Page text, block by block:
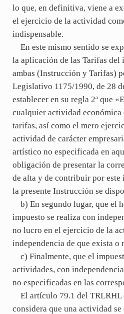
lo que, en definitiva, viene a
el ejercicio de la actividad
indispensable.
En este mismo sentido se
la aplicación de las Tarifas del
ambas (Instrucción y Tarifas)
Legislativo 1175/1990, de 28
establecer en su regla 2ª que
cualquier actividad económica
tarifas, así como el mero
actividad de carácter
artístico no especificada en
obligación de presentar la
de alta y de contribuir por este
la presente Instrucción se
b) En segundo lugar, que el
impuesto se realiza con
no lucro en el ejercicio de la
independencia de que exista o
c) Finalmente, que el
actividades, con
no especificadas en las
El artículo 79.1 del TRLRHL
considera que una actividad